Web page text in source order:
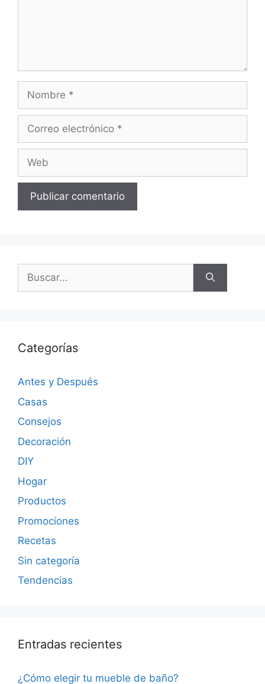
Categorías
Antes y Después
Casas
Consejos
Decoración
DIY
Hogar
Productos
Promociones
Recetas
Sin categoría
Tendencias
Entradas recientes
¿Cómo elegir tu mueble de baño?